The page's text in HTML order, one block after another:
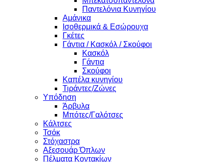
Παντελόνια Κυνηγίου
Αμάνικα
Ισοθερμικά & Εσώρουχα
Γκέτες
Γάντια / Κασκόλ / Σκούφοι
Κασκόλ
Γάντια
Σκούφοι
Καπέλα κυνηγίου
Τιράντες/Ζώνες
Υπόδηση
Άρβυλα
Μπότες/Γαλότσες
Κάλτσες
Τσόκ
Στόχαστρα
Αξεσουάρ Όπλων
Πέλματα Κοντακίων